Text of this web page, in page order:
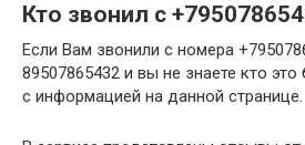
Кто звонил с
Если Вам звонили с номера
89507865432 и вы не знаете кто
с информацией на данной странице.